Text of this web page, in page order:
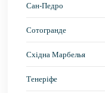
Сан-Педро
Сотогранде
Східна Марбелья
Тенеріфе